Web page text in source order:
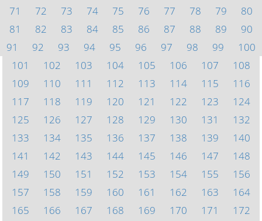
71
72 73 74 75 76 77 78 79
80
81
82 83 84 85 86 87 88 89
90
91
92 93 94 95 96 97 98 99
100
101
102 103 104 105 106 107
108
109
110 111 112 113 114 115
116
117
118 119 120 121 122 123
124
125
126 127 128 129 130 131
132
133
134 135 136 137 138 139
140
141
142 143 144 145 146 147
148
149
150 151 152 153 154 155
156
157
158 159 160 161 162 163
164
165
166 167 168 169 170 171
172